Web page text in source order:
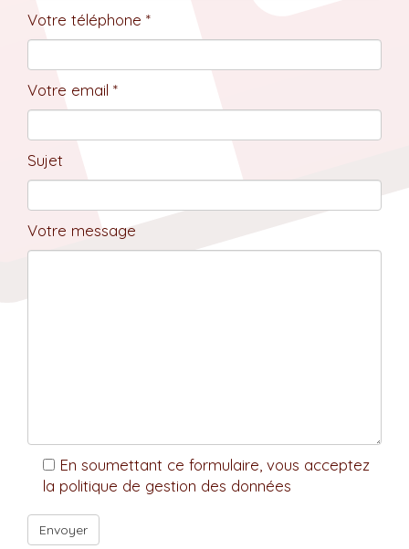
Votre téléphone *
Votre email *
Sujet
Votre message
En soumettant ce formulaire, vous acceptez
la politique de gestion des données